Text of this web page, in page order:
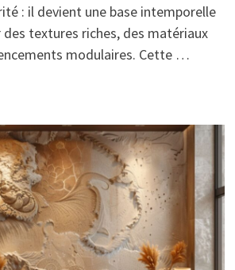
: il devient une base intemporelle
des textures riches, des matériaux
modulaires. Cette …